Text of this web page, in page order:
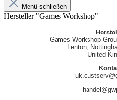
Menü schließen
Hersteller "Games Workshop"
Games Workshop
Lenton,
United